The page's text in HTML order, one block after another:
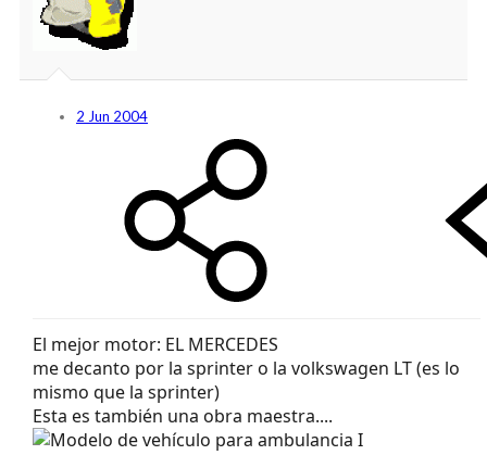
2 Jun 2004
El mejor motor: EL MERCEDES
me decanto por la sprinter o la volkswagen LT (es lo
mismo que la sprinter)
Esta es también una obra maestra....